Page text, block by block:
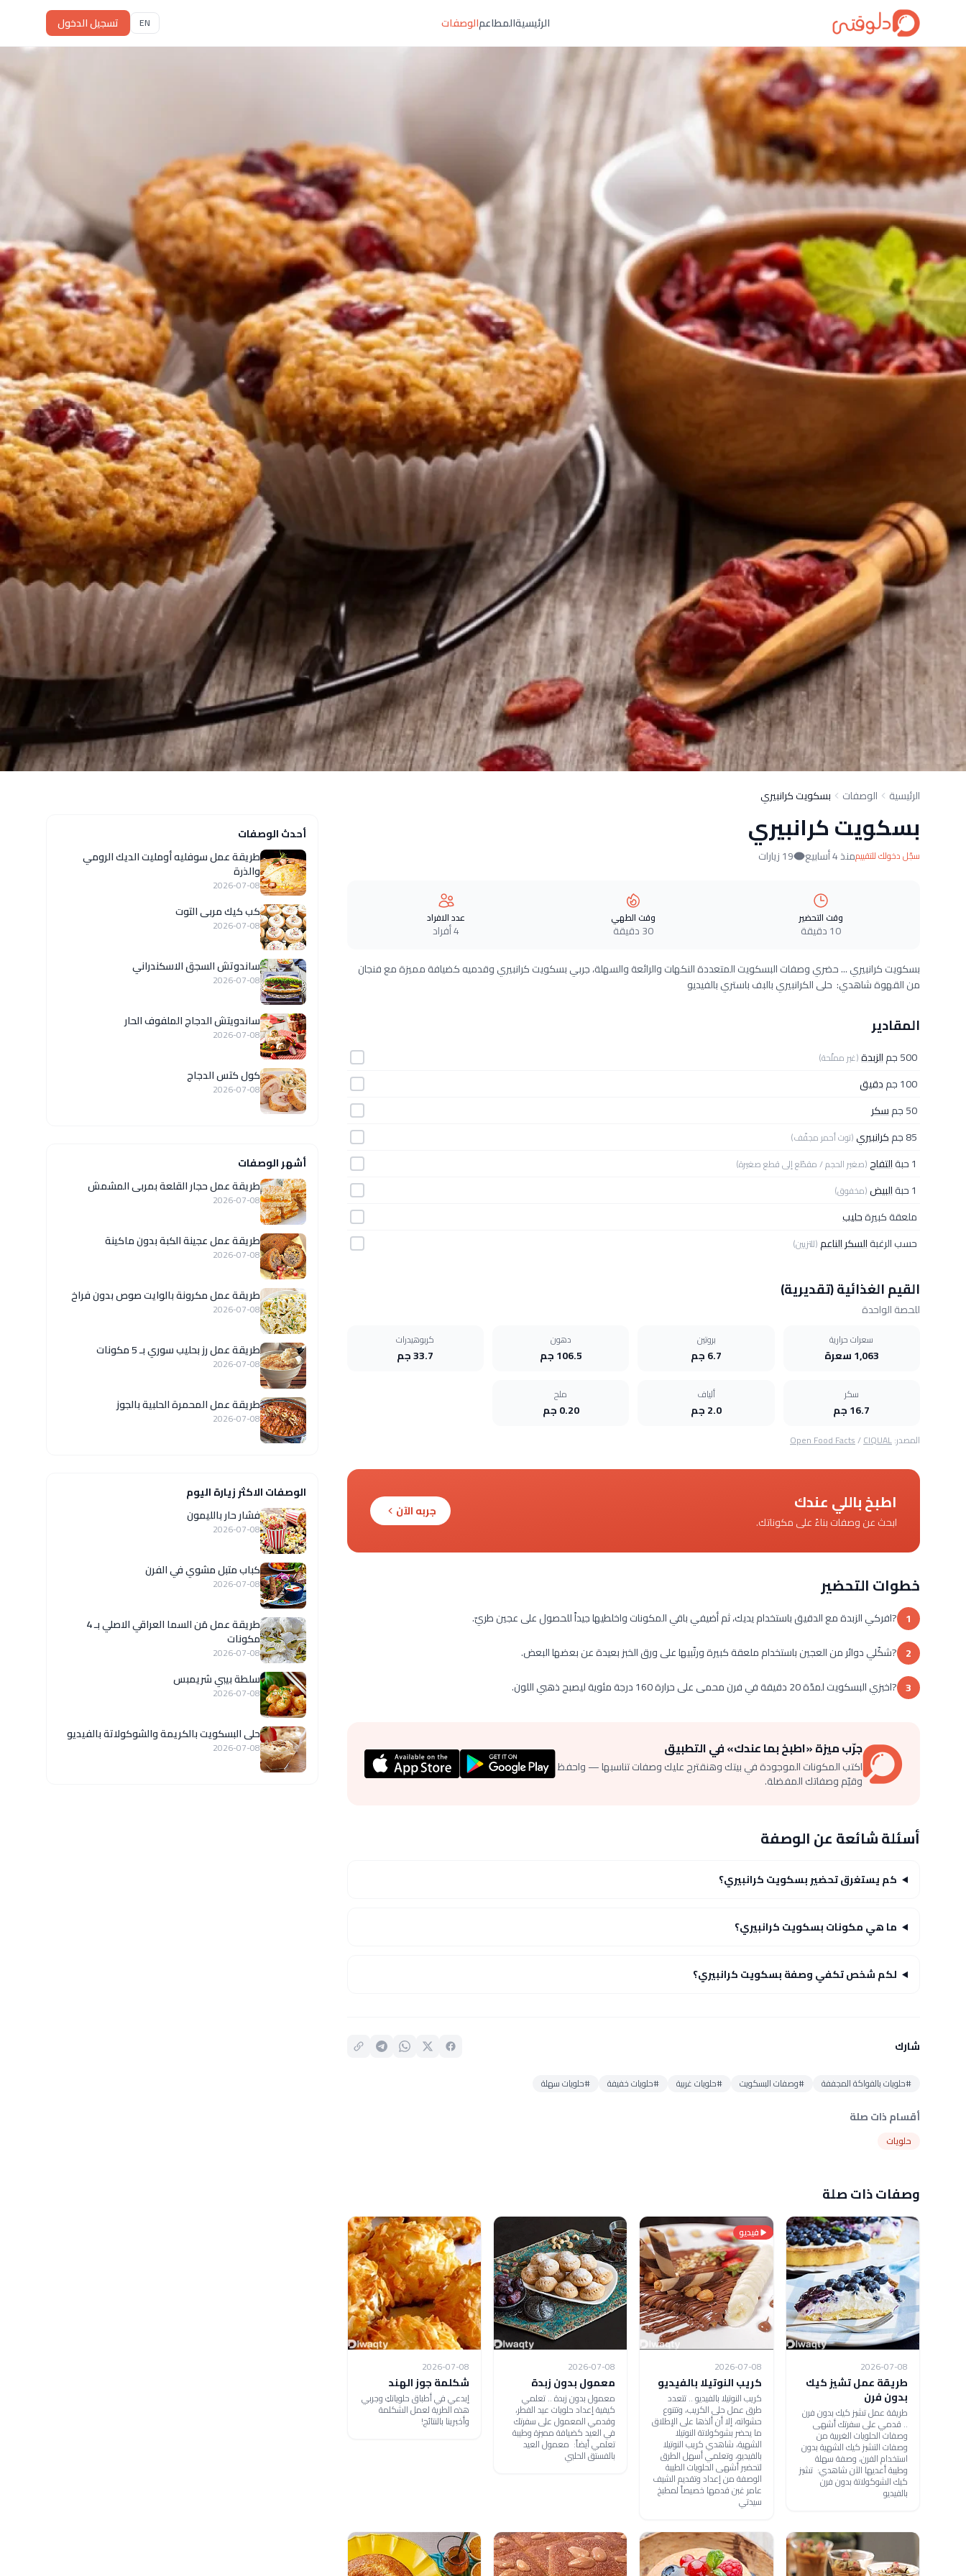
الرئيسيةالمطاعمالوصفات EN تسجيل الدخول
الرئيسية الوصفات بسكويت كرانبيري
بسكويت كرانبيري
سجّل دخولك للتقييممنذ 4 أسابيع 19 زيارات
وقت التحضير
10 دقيقة
وقت الطهي
30 دقيقة
عدد الافراد
4 أفراد
بسكويت كرانبيري ... حضري وصفات البسكويت المتعددة النكهات والرائعة والسهلة، جربي بسكويت كرانبيري وقدميه كضيافة مميزة مع فنجان
من القهوة شاهدي: حلى الكرانبيري بالبف باستري بالفيديو
المقادير
500 جم الزبدة(غير مملّحة)
100 جم
دقيق
50 جم
سكر
85 جم
كرانبيري(توت أحمر مجفّف)
1 حبة التفاح(صغير الحجم / مقطّع إلى قطع صغيرة)
1 حبة البيض(مخفوق)
ملعقة كبيرةحليب
حسب الرغبةالسكر الناعم(للتزيين)
القيم الغذائية (تقديرية)
للحصة الواحدة
سعرات حرارية
1,063 سعرة
بروتين
6.7 جم
دهون
106.5 جم
كربوهيدرات
33.7 جم
سكر
16.7 جم
ألياف
2.0 جم
ملح
0.20 جم
المصدر: Open Food Facts/CIQUAL
اطبخ باللي عندك
ابحث عن وصفات بناءً على مكوناتك.
جربه الآن
خطوات التحضير
1 ?افركي الزبدة مع الدقيق باستخدام يديك، ثم أضيفي باقي المكونات واخلطيها جيداً للحصول على عجين طريّ.
2 ?شكّلي دوائر من العجين باستخدام ملعقة كبيرة ورتّبيها على ورق الخبز بعيدة عن بعضها البعض.
3 ?اخبزي البسكويت لمدّة 20 دقيقة في فرن محمى على حرارة 160 درجة مئوية ليصبح ذهبي اللون.
جرّب ميزة «اطبخ بما عندك» في التطبيق
اكتب المكونات الموجودة في بيتك وهنقترح عليك وصفات تناسبها — واحفظ
وقيّم وصفاتك المفضلة.
أسئلة شائعة عن الوصفة
كم يستغرق تحضير بسكويت كرانبيري؟
ما هي مكونات بسكويت كرانبيري؟
لكم شخص تكفي وصفة بسكويت كرانبيري؟
شارك
#حلويات بالفواكة المجففة #وصفات البسكويت #حلويات غربية #حلويات خفيفة #حلويات سهلة
أقسام ذات صلة
حلويات
وصفات ذات صلة
2026-07-08
طريقة عمل تشيز كيك
بدون فرن
طريقة عمل تشيز كيك بدون فرن
.. قدمي على سفرتك أشهى
وصفات الحلويات الغربية من
وصفات التشيز كيك الشهية بدون
استخدام الفرن، وصفة سهلة
وطيبة أعديها الآن شاهدي: تشيز
كيك الشوكولاتة بدون فرن
بالفيديو
فيديو
2026-07-08
كريب النوتيلا بالفيديو
كريب النوتيلا بالفيديو .. تتعدد
طرق عمل حلى الكريب، وتتنوع
حشواته، إلا أن ألذها على الإطلاق
ما يحضر بشوكولاتة النوتيلا
الشهية، شاهدي كريب النوتيلا
بالفيديو، وتعلمي أسهل الطرق
لتحضير أشهى الحلويات الطيبة
الوصفة من إعداد وتقديم الشيف
عامر غبن قدمها خصيصاً لمطبخ
سيدتي
2026-07-08
معمول بدون زبدة
معمول بدون زبدة .. تعلمي
كيفية إعداد حلويات عيد الفطر،
وقدمي المعمول على سفرتك
في العيد كضيافة مميزة وطيبة
تعلمي أيضاً: معمول العيد
بالفستق الحلبي
2026-07-08
شكلمة جوز الهند
إبدعي في أطباق حلوياتكِ وجربي
هذه الطرية لعمل الشكلمة
وأخبرينا بالنتائج!
أحدث الوصفات
طريقة عمل سوفليه أومليت الديك الرومي
والذرة
2026-07-08
كب كيك مربى التوت
2026-07-08
ساندوتش السجق الاسكندراني
2026-07-08
ساندويتش الدجاج الملفوف الحار
2026-07-08
كول كتس الدجاج
2026-07-08
أشهر الوصفات
طريقة عمل حجار القلعة بمربى المشمش
2026-07-08
طريقة عمل عجينة الكبة بدون ماكينة
2026-07-08
طريقة عمل مكرونة بالوايت صوص بدون فراخ
2026-07-08
طريقة عمل رز بحليب سوري بـ 5 مكونات
2026-07-08
طريقة عمل المحمرة الحلبية بالجوز
2026-07-08
الوصفات الاكثر زيارة اليوم
فشار حار بالليمون
2026-07-08
كباب متبل مشوي في الفرن
2026-07-08
طريقة عمل مَن السما العراقي الاصلي بـ 4
مكونات
2026-07-08
سلطة بيبي شريمبس
2026-07-08
حلى البسكويت بالكريمة والشوكولاتة بالفيديو
2026-07-08